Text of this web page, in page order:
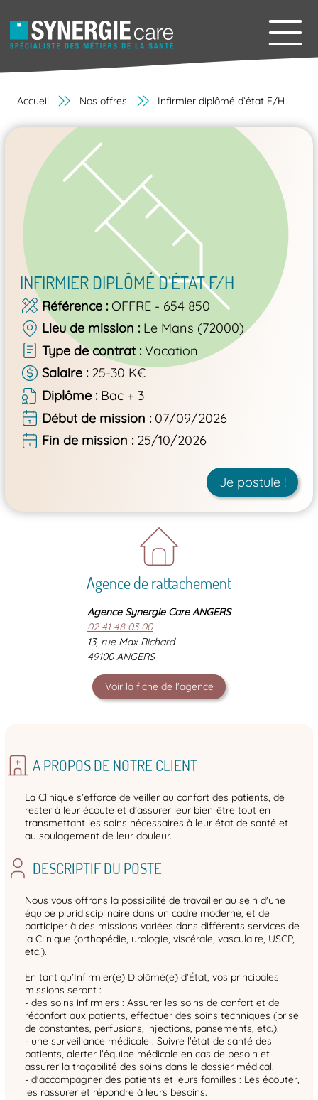
Accueil Nos offres Infirmier diplômé d’état F/H
INFIRMIER DIPLÔMÉ D’ÉTAT F/H
Référence OFFRE - 654 850
Lieu de mission
Le Mans (72000)
Type de contrat Vacation
Salaire
25-30 K€
Diplôme
Bac + 3
Début de mission
07/09/2026
Fin de mission
25/10/2026
Je postule !
Agence de rattachement
Agence Synergie Care ANGERS
02 41 48 03 00
13, rue Max Richard
49100 ANGERS
Voir la fiche de l'agence
A PROPOS DE NOTRE CLIENT
La Clinique s’efforce de veiller au confort des patients, de
rester à leur écoute et d’assurer leur bien-être tout en
transmettant les soins nécessaires à leur état de santé et
au soulagement de leur douleur.
DESCRIPTIF DU POSTE
Nous vous offrons la possibilité de travailler au sein d'une
équipe pluridisciplinaire dans un cadre moderne, et de
participer à des missions variées dans différents services de
la Clinique (orthopédie, urologie, viscérale, vasculaire, USCP,
etc.).
En tant qu’Infirmier(e) Diplômé(e) d'État, vos principales
missions seront :
- des soins infirmiers : Assurer les soins de confort et de
réconfort aux patients, effectuer des soins techniques (prise
de constantes, perfusions, injections, pansements, etc.).
- une surveillance médicale : Suivre l'état de santé des
patients, alerter l'équipe médicale en cas de besoin et
assurer la traçabilité des soins dans le dossier médical.
- d'accompagner des patients et leurs familles : Les écouter,
les rassurer et répondre à leurs besoins.